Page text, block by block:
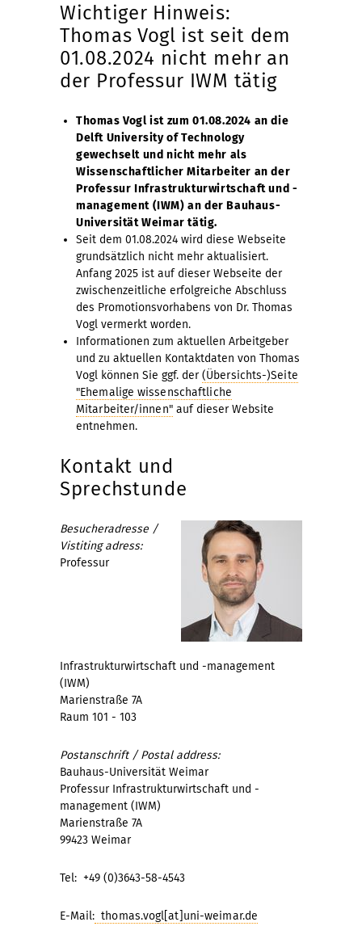
Wichtiger Hinweis:
Thomas Vogl ist seit dem
01.08.2024 nicht mehr an
der Professur IWM tätig
Thomas Vogl ist zum 01.08.2024 an die
Delft University of Technology
gewechselt und nicht mehr als
Wissenschaftlicher Mitarbeiter an der
Professur Infrastrukturwirtschaft und -
management (IWM) an der Bauhaus-
Universität Weimar tätig.
Seit dem 01.08.2024 wird diese Webseite
grundsätzlich nicht mehr aktualisiert.
Anfang 2025 ist auf dieser Webseite der
zwischenzeitliche erfolgreiche Abschluss
des Promotionsvorhabens von Dr. Thomas
Vogl vermerkt worden.
Informationen zum aktuellen Arbeitgeber
und zu aktuellen Kontaktdaten von Thomas
Vogl können Sie ggf. der(Übersichts-)Seite
"Ehemalige wissenschaftliche
Mitarbeiter/innen"auf dieser Website
entnehmen.
Kontakt und
Sprechstunde
Besucheradresse /
Vistiting adress:
Professur
Infrastrukturwirtschaft und -management
(IWM)
Marienstraße 7A
Raum 101 - 103
Postanschrift / Postal address:
Bauhaus-Universität Weimar
Professur Infrastrukturwirtschaft und -
management (IWM)
Marienstraße 7A
99423 Weimar
Tel: +49 (0)3643-58-4543
E-Mail: thomas.vogl[at]uni-weimar.de